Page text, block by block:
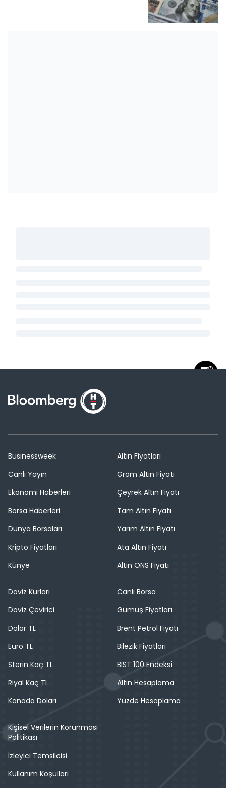
Businessweek
Canlı Yayın
Ekonomi Haberleri
Borsa Haberleri
Dünya Borsaları
Kripto Fiyatları
Künye
Altın Fiyatları
Gram Altın Fiyatı
Çeyrek Altın Fiyatı
Tam Altın Fiyatı
Yarım Altın Fiyatı
Ata Altın Fiyatı
Altın ONS Fiyatı
Döviz Kurları
Döviz Çevirici
Dolar TL
Euro TL
Sterin Kaç TL
Riyal Kaç TL
Kanada Doları
Canlı Borsa
Gümüş Fiyatları
Brent Petrol Fiyatı
Bilezik Fiyatları
BIST 100 Endeksi
Altın Hesaplama
Yüzde Hesaplama
Kişisel Verilerin Korunması
Politikası
İzleyici Temsilcisi
Kullanım Koşulları